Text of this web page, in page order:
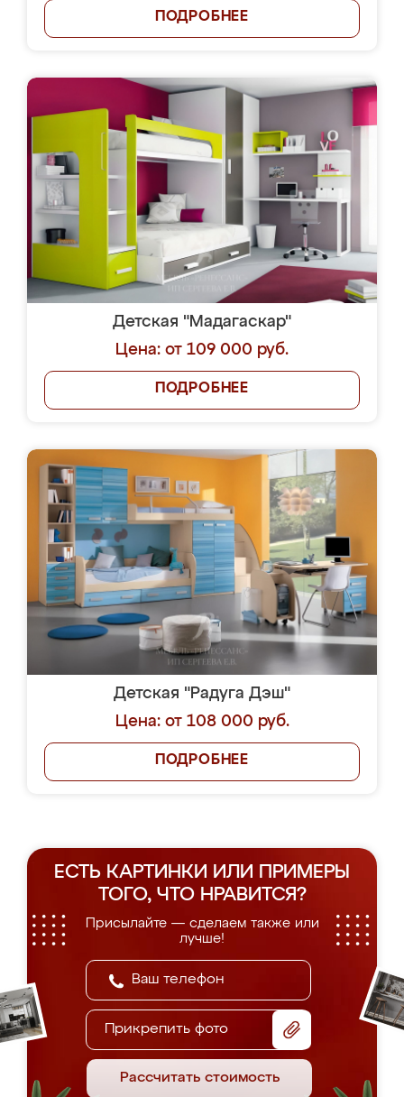
ПОДРОБНЕЕ
Детская "Мадагаскар"
Цена: от 109 000 руб.
ПОДРОБНЕЕ
Детская "Радуга Дэш"
Цена: от 108 000 руб.
ПОДРОБНЕЕ
ЕСТЬ КАРТИНКИ ИЛИ ПРИМЕРЫ
ТОГО, ЧТО НРАВИТСЯ?
Присылайте — сделаем также или
лучше!
Прикрепить фото
Рассчитать стоимость